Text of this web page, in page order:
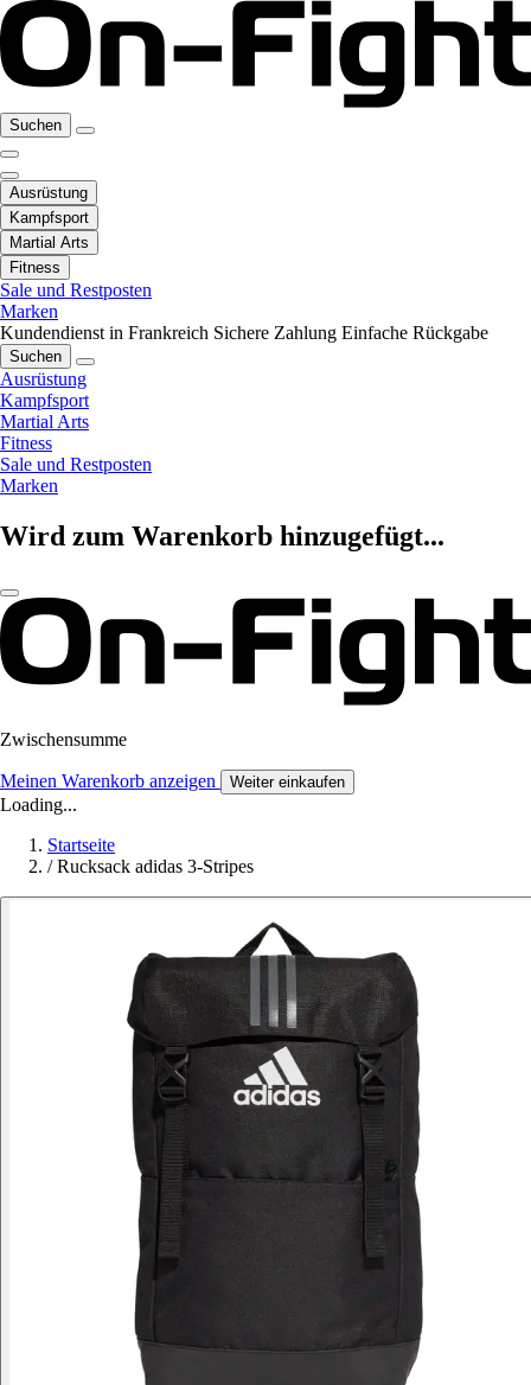
Suchen
Ausrüstung
Kampfsport
Martial Arts
Fitness
Sale und Restposten
Marken
Kundendienst in Frankreich Sichere Zahlung Einfache Rückgabe
Suchen
Ausrüstung
Kampfsport
Martial Arts
Fitness
Sale und Restposten
Marken
Wird zum Warenkorb hinzugefügt...
Zwischensumme
Meinen Warenkorb anzeigen Weiter einkaufen
Loading...
Startseite
/ Rucksack adidas 3-Stripes